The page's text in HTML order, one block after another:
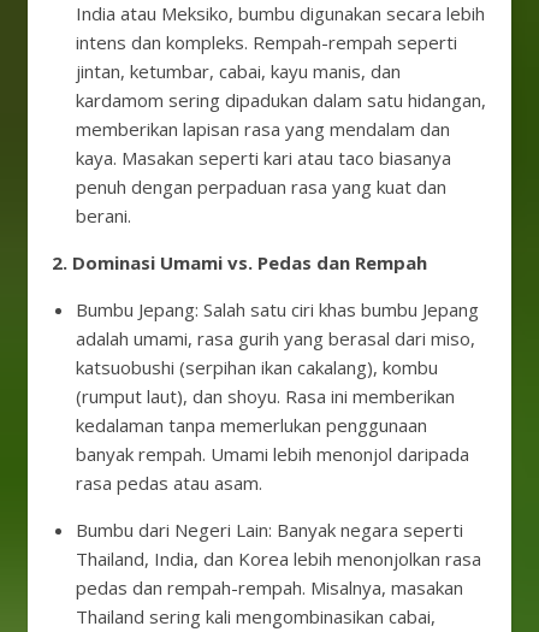
India atau Meksiko, bumbu digunakan secara lebih
intens dan kompleks. Rempah-rempah seperti
jintan, ketumbar, cabai, kayu manis, dan
kardamom sering dipadukan dalam satu hidangan,
memberikan lapisan rasa yang mendalam dan
kaya. Masakan seperti kari atau taco biasanya
penuh dengan perpaduan rasa yang kuat dan
berani.
2. Dominasi Umami vs. Pedas dan Rempah
Bumbu Jepang: Salah satu ciri khas bumbu Jepang
adalah umami, rasa gurih yang berasal dari miso,
katsuobushi (serpihan ikan cakalang), kombu
(rumput laut), dan shoyu. Rasa ini memberikan
kedalaman tanpa memerlukan penggunaan
banyak rempah. Umami lebih menonjol daripada
rasa pedas atau asam.
Bumbu dari Negeri Lain: Banyak negara seperti
Thailand, India, dan Korea lebih menonjolkan rasa
pedas dan rempah-rempah. Misalnya, masakan
Thailand sering kali mengombinasikan cabai,